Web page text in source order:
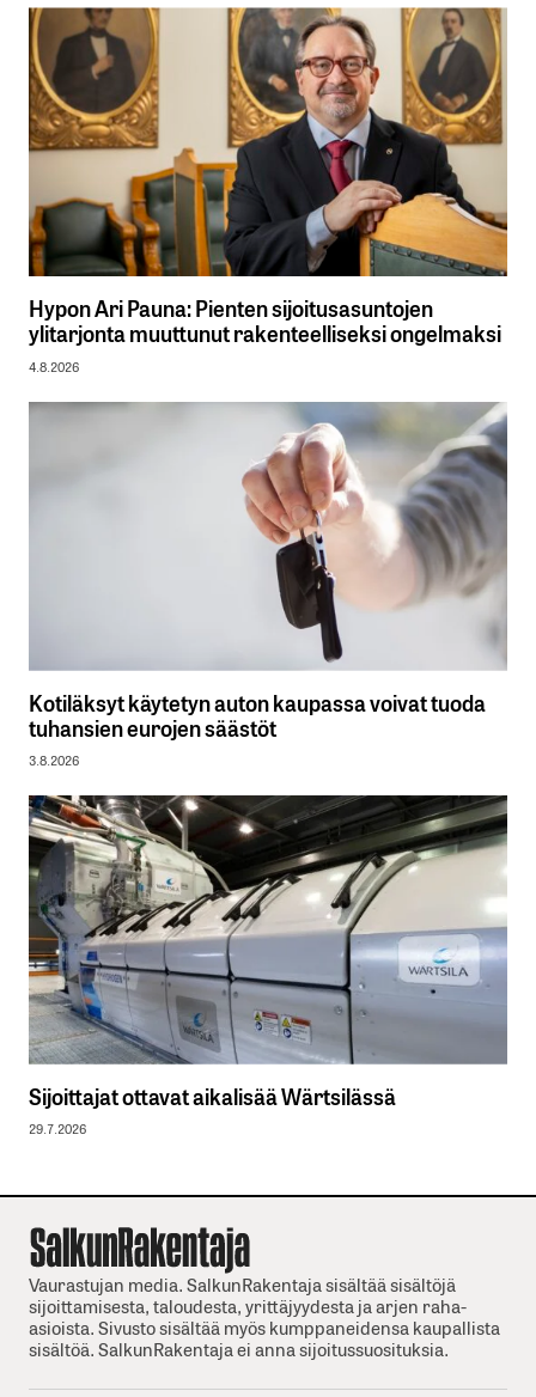
Hypon Ari Pauna: Pienten sijoitusasuntojen
ylitarjonta muuttunut rakenteelliseksi ongelmaksi
4.8.2026
Kotiläksyt käytetyn auton kaupassa voivat tuoda
tuhansien eurojen säästöt
3.8.2026
Sijoittajat ottavat aikalisää Wärtsilässä
29.7.2026
Vaurastujan media. SalkunRakentaja sisältää sisältöjä
sijoittamisesta, taloudesta, yrittäjyydesta ja arjen raha-
asioista. Sivusto sisältää myös kumppaneidensa kaupallista
sisältöä. SalkunRakentaja ei anna sijoitussuosituksia.